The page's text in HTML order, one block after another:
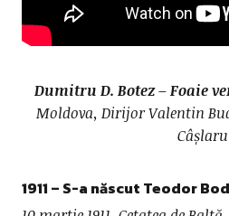
Dumitru D. Botez – Foaie
Moldova, Dirijor Valentin
Câșlaru
1911 – S-a născut Teodor